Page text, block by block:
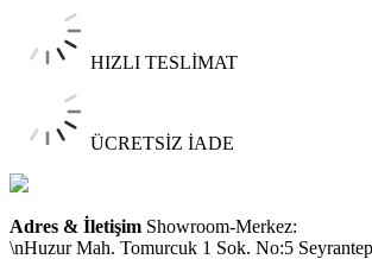
HIZLI TESLİMAT
ÜCRETSİZ İADE
Adres & İletişim Showroom-Merkez:
\nHuzur Mah. Tomurcuk 1 Sok. No:5